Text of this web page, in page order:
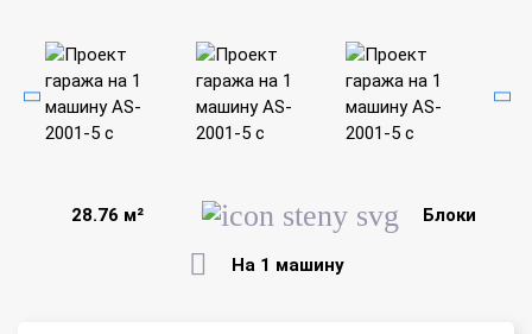
28.76 м² Блоки
На 1 машину